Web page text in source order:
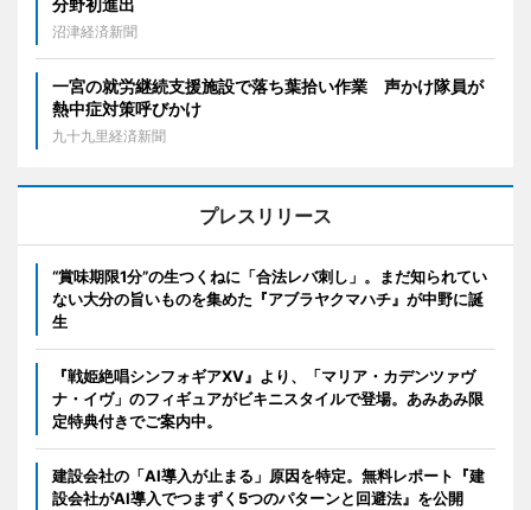
分野初進出
沼津経済新聞
一宮の就労継続支援施設で落ち葉拾い作業 声かけ隊員が
熱中症対策呼びかけ
九十九里経済新聞
プレスリリース
“賞味期限1分”の生つくねに「合法レバ刺し」。まだ知られてい
ない大分の旨いものを集めた『アブラヤクマハチ』が中野に誕
生
『戦姫絶唱シンフォギアXV』より、「マリア・カデンツァヴ
ナ・イヴ」のフィギュアがビキニスタイルで登場。あみあみ限
定特典付きでご案内中。
建設会社の「AI導入が止まる」原因を特定。無料レポート『建
設会社がAI導入でつまずく5つのパターンと回避法』を公開